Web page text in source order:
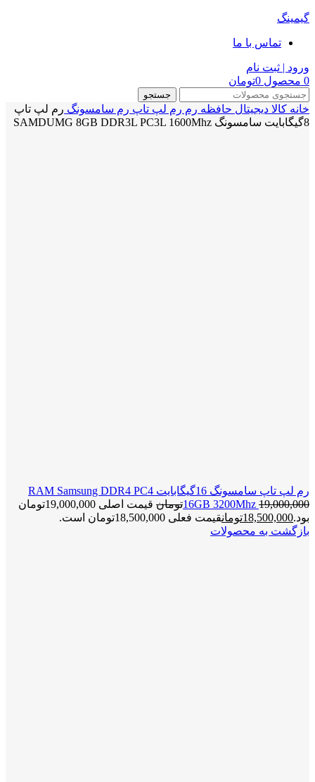
گیمینگ
تماس با ما
ورود | ثبت نام
0 محصول 0تومان
جستجو
خانه کالا دیجیتال حافظه رم رم لپ تاپ رم سامسونگ رم لپ تاپ
8گیگابایت سامسونگ SAMDUMG 8GB DDR3L PC3L 1600Mhz
رم لپ تاپ سامسونگ 16گیگابایت RAM Samsung DDR4 PC4
16GB 3200Mhz 19,000,000 تومان
قیمت اصلی 19,000,000تومان
بود.18,500,000تومانقیمت فعلی 18,500,000تومان است.
بازگشت به محصولات